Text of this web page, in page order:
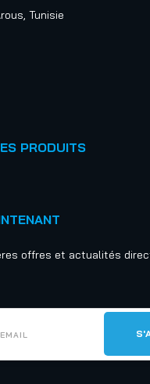
Tunisie
PRODUITS
offres et actualités